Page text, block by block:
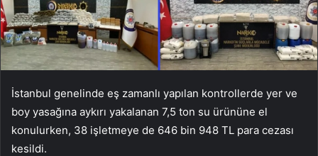
İstanbul genelinde eş zamanlı yapılan kontrollerde yer ve
boy yasağına aykırı yakalanan 7,5 ton su ürününe el
konulurken, 38 işletmeye de 646 bin 948 TL para cezası
kesildi.